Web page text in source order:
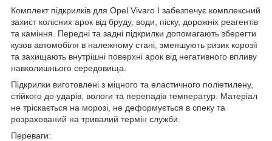
Комплект підкрилків для Opel Vivaro I забезпечує комплексний
захист колісних арок від бруду, води, піску, дорожніх реагентів
та каміння. Передні та задні підкрилки допомагають зберегти
кузов автомобіля в належному стані, зменшують ризик корозії
та захищають внутрішні поверхні арок від негативного впливу
навколишнього середовища.
Підкрилки виготовлені з міцного та еластичного поліетилену,
стійкого до ударів, вологи та перепадів температур. Матеріал
не тріскається на морозі, не деформується в спеку та
розрахований на тривалий термін служби.
Переваги: